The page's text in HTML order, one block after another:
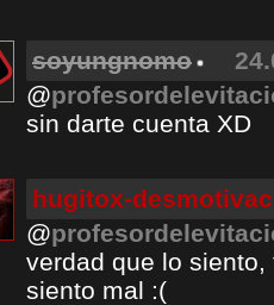
soyungnomo
@
sin darte cuenta XD
hugitox-
@
verdad que lo
siento mal :(